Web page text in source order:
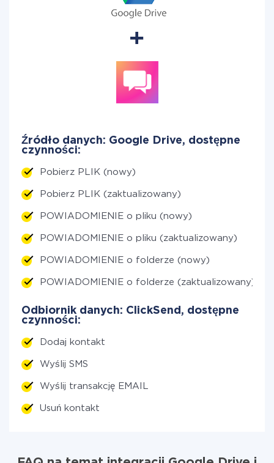
Źródło danych: Google Drive, dostępne
czynności:
Pobierz PLIK (nowy)
Pobierz PLIK (zaktualizowany)
POWIADOMIENIE o pliku (nowy)
POWIADOMIENIE o pliku (zaktualizowany)
POWIADOMIENIE o folderze (nowy)
POWIADOMIENIE o folderze (zaktualizowany)
Odbiornik danych: ClickSend, dostępne
czynności:
Dodaj kontakt
Wyślij SMS
Wyślij transakcję EMAIL
Usuń kontakt